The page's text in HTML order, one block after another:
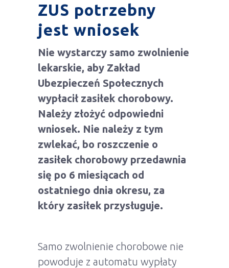
ZUS potrzebny
jest wniosek
Nie wystarczy samo zwolnienie
lekarskie, aby Zakład
Ubezpieczeń Społecznych
wypłacił zasiłek chorobowy.
Należy złożyć odpowiedni
wniosek. Nie należy z tym
zwlekać, bo roszczenie o
zasiłek chorobowy przedawnia
się po 6 miesiącach od
ostatniego dnia okresu, za
który zasiłek przysługuje.
Samo zwolnienie chorobowe nie
powoduje z automatu wypłaty